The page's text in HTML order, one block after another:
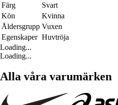
Färg
Svart
Kön
Kvinna
Åldersgrupp Vuxen
Egenskaper Huvtröja
Loading...
Loading...
Alla våra varumärken